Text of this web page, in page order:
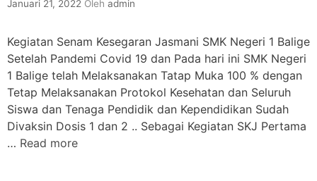
Januari 21, 2022 Oleh admin
Kegiatan Senam Kesegaran Jasmani SMK Negeri 1 Balige
Setelah Pandemi Covid 19 dan Pada hari ini SMK Negeri
1 Balige telah Melaksanakan Tatap Muka 100 % dengan
Tetap Melaksanakan Protokol Kesehatan dan Seluruh
Siswa dan Tenaga Pendidik dan Kependidikan Sudah
Divaksin Dosis 1 dan 2 .. Sebagai Kegiatan SKJ Pertama
… Read more